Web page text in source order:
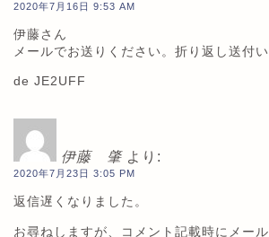
2020年7月16日 9:53 AM
伊藤さん
メールでお送りください。折り返し送付い
de JE2UFF
伊藤 肇 より:
2020年7月23日 3:05 PM
返信遅くなりました。
お尋ねしますが、コメント記載時にメー